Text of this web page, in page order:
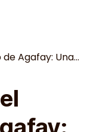
Agafay: Una...